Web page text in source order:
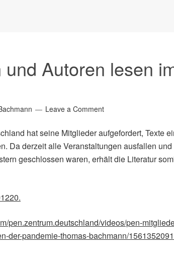
Autoren lesen
Leave a Comment
hat seine Mitglieder aufgefordert, Texte
Da derzeit alle Veranstaltungen ausfallen
geschlossen waren, erhält die Literatur
pen.zentrum.deutschland/videos/pen-
der-pandemie-thomas-bachmann/